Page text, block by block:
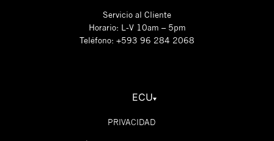
Servicio al Cliente
Horario: L-V 10am – 5pm
Teléfono: +593 96 284 2068
ECU
PRIVACIDAD